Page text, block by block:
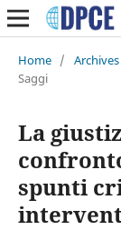
Home / Archives
Saggi
La
spunti